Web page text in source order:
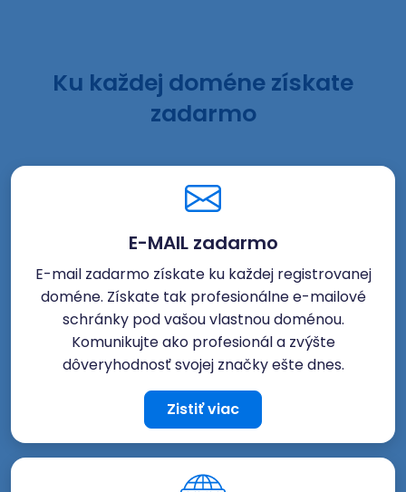
Ku každej doméne získate
zadarmo
E-MAIL zadarmo
E-mail zadarmo získate ku každej registrovanej
doméne. Získate tak profesionálne e-mailové
schránky pod vašou vlastnou doménou.
Komunikujte ako profesionál a zvýšte
dôveryhodnosť svojej značky ešte dnes.
Zistiť viac